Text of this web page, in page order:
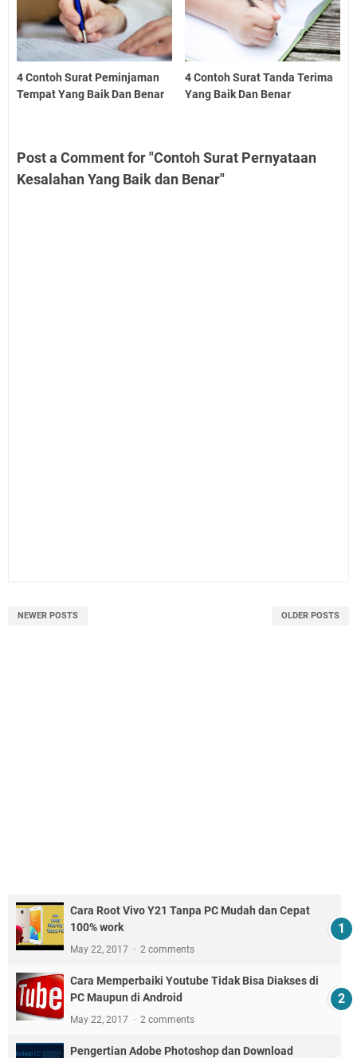
4 Contoh Surat Peminjaman
Tempat Yang Baik Dan Benar
4 Contoh Surat Tanda Terima
Yang Baik Dan Benar
Post a Comment for "Contoh Surat Pernyataan
Kesalahan Yang Baik dan Benar"
NEWER POSTS OLDER POSTS
Cara Root Vivo Y21 Tanpa PC Mudah dan Cepat
100% work
May 22, 2017 2 comments
Cara Memperbaiki Youtube Tidak Bisa Diakses di
PC Maupun di Android
May 22, 2017 2 comments
Pengertian Adobe Photoshop dan Download